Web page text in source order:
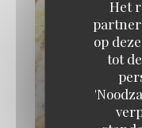
Het
op
tot